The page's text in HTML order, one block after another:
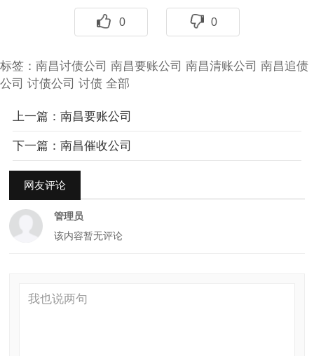
0 0
标签： 南昌讨债公司 南昌要账公司 南昌清账公司 南昌追债
公司 讨债公司 讨债 全部
上一篇：南昌要账公司
下一篇：南昌催收公司
网友评论
管理员
该内容暂无评论